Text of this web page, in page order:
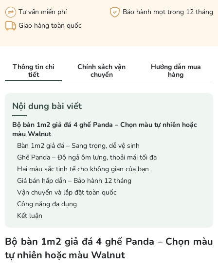
Tư vấn miến phí
Bảo hành mọt trong 12 tháng
Giao hàng toàn quốc
Thông tin chi
tiết
Chính sách vận
chuyển
Hướng dẫn mua
hàng
Nội dung bài viết
Bộ bàn 1m2 giả đá 4 ghế Panda – Chọn màu tự nhiên hoặc
màu Walnut
Bàn 1m2 giả đá – Sang trọng, dễ vệ sinh
Ghế Panda – Độ ngả ôm lưng, thoải mái tối đa
Hai màu sắc tinh tế cho không gian của bạn
Giá bán hấp dẫn – Bảo hành 12 tháng
Vận chuyển và lắp đặt toàn quốc
Công năng đa dụng
Kết luận
Bộ bàn 1m2 giả đá 4 ghế Panda – Chọn màu
tự nhiên hoặc màu Walnut